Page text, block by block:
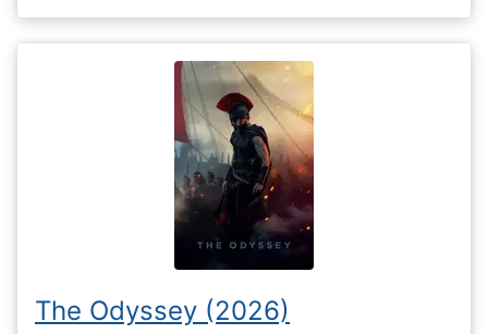
The Odyssey (2026)